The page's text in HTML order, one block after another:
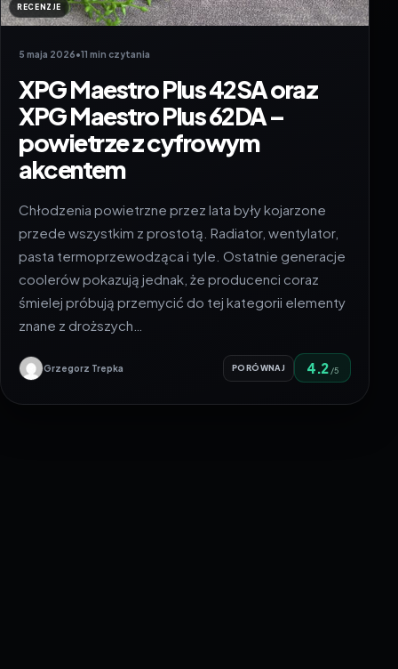
RECENZJE
5 maja 2026•11 min czytania
XPG Maestro Plus 42SA oraz
XPG Maestro Plus 62DA –
powietrze z cyfrowym
akcentem
Chłodzenia powietrzne przez lata były kojarzone
przede wszystkim z prostotą. Radiator, wentylator,
pasta termoprzewodząca i tyle. Ostatnie generacje
coolerów pokazują jednak, że producenci coraz
śmielej próbują przemycić do tej kategorii elementy
znane z droższych…
Grzegorz Trepka PORÓWNAJ 4.2 /5